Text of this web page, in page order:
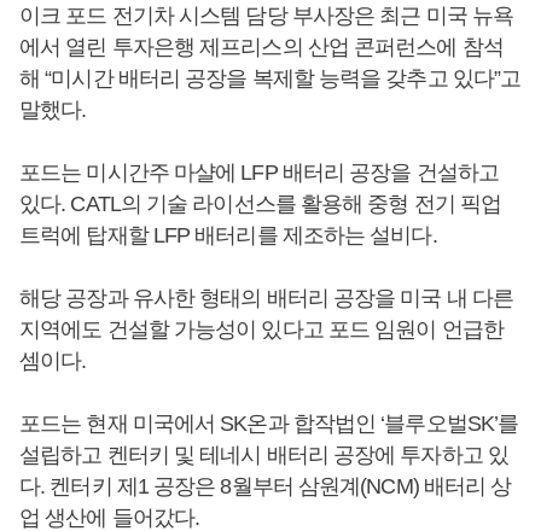
이크 포드 전기차 시스템 담당 부사장은 최근 미국 뉴욕
에서 열린 투자은행 제프리스의 산업 콘퍼런스에 참석
해 “미시간 배터리 공장을 복제할 능력을 갖추고 있다”고
말했다.
포드는 미시간주 마샬에 LFP 배터리 공장을 건설하고
있다. CATL의 기술 라이선스를 활용해 중형 전기 픽업
트럭에 탑재할 LFP 배터리를 제조하는 설비다.
해당 공장과 유사한 형태의 배터리 공장을 미국 내 다른
지역에도 건설할 가능성이 있다고 포드 임원이 언급한
셈이다.
포드는 현재 미국에서 SK온과 합작법인 ‘블루오벌SK’를
설립하고 켄터키 및 테네시 배터리 공장에 투자하고 있
다. 켄터키 제1 공장은 8월부터 삼원계(NCM) 배터리 상
업 생산에 들어갔다.